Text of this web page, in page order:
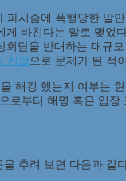
파시즘에 폭행당한 알
게 바친다는 말로 맺었
회담을 반대하는 대규
진압으로 문제가 된 적
해킹 했는지 여부는
로부터 해명 혹은 입장
추려 보면 다음과 같